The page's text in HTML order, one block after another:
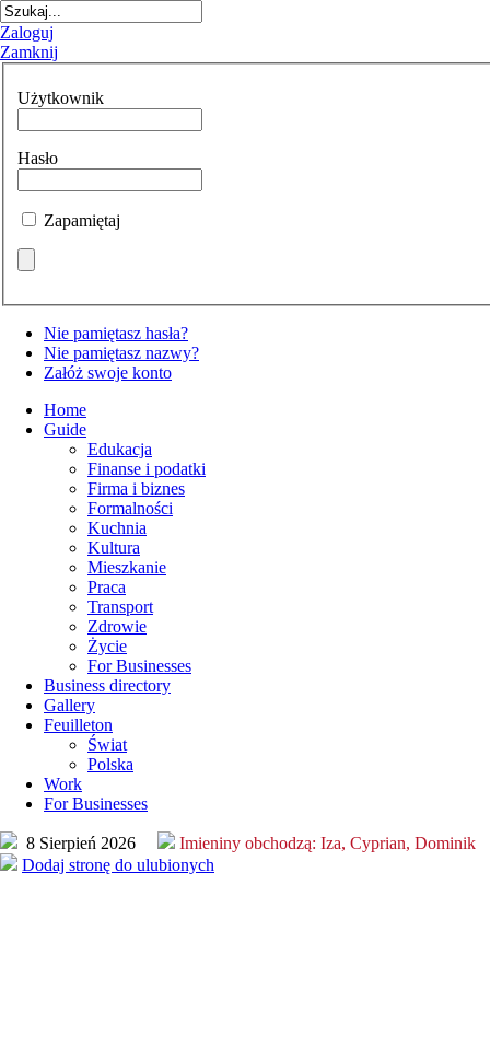
Zaloguj
Zamknij
Użytkownik
Hasło
Zapamiętaj
Nie pamiętasz hasła?
Nie pamiętasz nazwy?
Załóż swoje konto
Home
Guide
Edukacja
Finanse i podatki
Firma i biznes
Formalności
Kuchnia
Kultura
Mieszkanie
Praca
Transport
Zdrowie
Życie
For Businesses
Business directory
Gallery
Feuilleton
Świat
Polska
Work
For Businesses
8 Sierpień 2026 Imieniny obchodzą: Iza, Cyprian, Dominik
Dodaj stronę do ulubionych